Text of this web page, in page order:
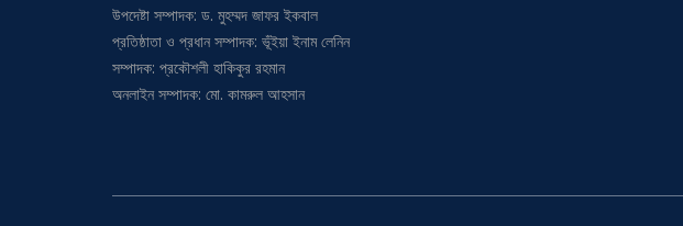
উপদেষ্টা সম্পাদক: ড. মুহম্মদ জাফর ইকবাল
প্রতিষ্ঠাতা ও প্রধান সম্পাদক: ভূঁইয়া ইনাম লেনিন
সম্পাদক: প্রকৌশলী হাকিকুর রহমান
অনলাইন সম্পাদক: মো. কামরুল আহসান